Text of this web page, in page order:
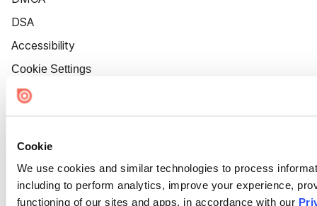
Cookie
We use cookies and similar technologies to process
including to perform analytics, improve your experience,
functioning of our sites and apps, in accordance with our
DSA
Accessibility
Cookie Settings